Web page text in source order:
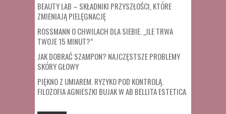
BEAUTY LAB – SKŁADNIKI PRZYSZŁOŚCI, KTÓRE
ZMIENIAJĄ PIELĘGNACJĘ
ROSSMANN O CHWILACH DLA SIEBIE. „ILE TRWA
TWOJE 15 MINUT?”
JAK DOBRAĆ SZAMPON? NAJCZĘSTSZE PROBLEMY
SKÓRY GŁOWY
PIĘKNO Z UMIAREM. RYZYKO POD KONTROLĄ.
FILOZOFIA AGNIESZKI BUJAK W AB BELLITA ESTETICA